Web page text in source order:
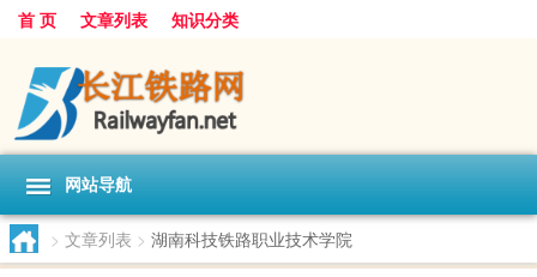
首 页 文章列表 知识分类
网站导航
> 文章列表 > 湖南科技铁路职业技术学院